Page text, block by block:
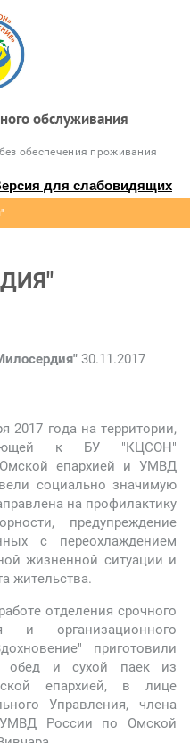
для слабовидящих
обслуживания
обеспечения проживания
30.11.2017
2017 года на территории,
к БУ "КЦСОН"
епархией и УМВД
социально значимую
на профилактику
предупреждение
с переохлаждением
жизненной ситуации и
жительства.
отделения срочного
и организационного
приготовили
обед и сухой паек из
епархией, в лице
Управления, члена
УМВД России по Омской